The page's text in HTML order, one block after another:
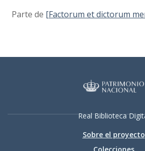
Parte de [Factorum et dictorum
Real Biblioteca
Sobre el proyecto
Colecciones